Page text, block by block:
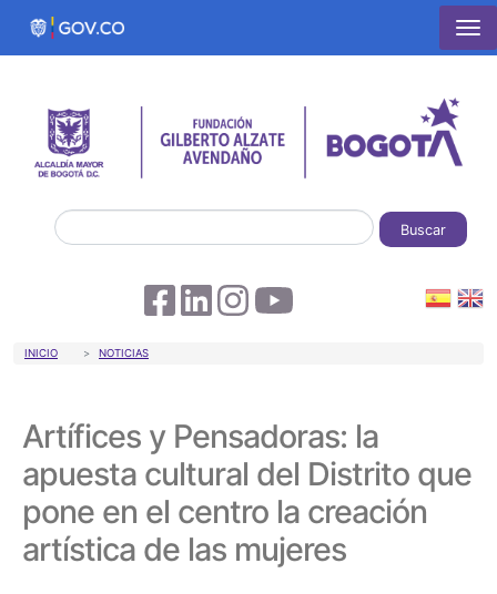
Pasar al contenido principal
Buscar
Sobrescribir enlaces de ayuda a la
INICIO NOTICIAS
Artífices y Pensadoras: la
apuesta cultural del Distrito que
pone en el centro la creación
artística de las mujeres